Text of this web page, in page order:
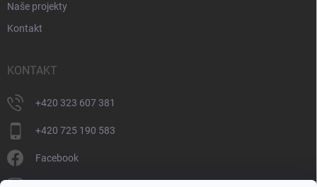
Naše projekty
Kontakt
KONTAKT
+420 323 607 381
+420 725 190 583
Facebook